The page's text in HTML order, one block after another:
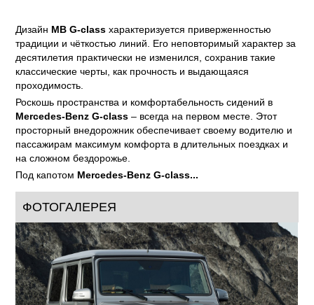
год:
2012
класс:
ДизайнMB G-classхарактеризуется приверженностью
традиции и чёткостью линий. Его неповторимый характер за
десятилетия практически не изменился, сохранив такие
классические черты, как прочность и выдающаяся
проходимость.
Роскошь пространства и комфортабельность сидений в
Mercedes-Benz G-class– всегда на первом месте. Этот
просторный внедорожник обеспечивает своему водителю и
пассажирам максимум комфорта в длительных поездках и
на сложном бездорожье.
Под капотомMercedes-Benz G-class...